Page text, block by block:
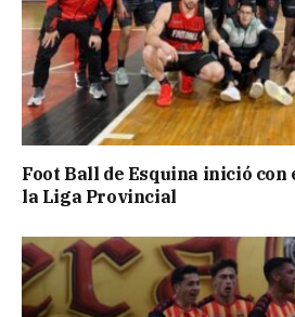
Foot Ball de Esquina inició con
la Liga Provincial